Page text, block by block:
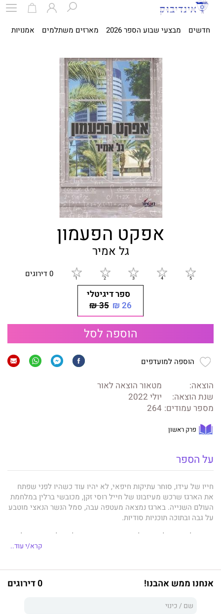
חדשים מבצעי שבוע הספר 2026 מארזים משתלמים אמנויות
אפקט הפעמון
גל אמיר
0 דירוגים
ספר דיגיטלי
26 ₪
35 ₪
הוספה לסל
הוספה למועדפים
הוצאה:
מטאור הוצאה לאור
שנת הוצאה:
יולי 2022
מספר עמודים: 264
פרק ראשון
על הספר
חייו של עידו, סוחר עתיקות חיפאי, לא יהיו עוד כשהיו לפני שפתח
את הארגז שרכש מעיזבונו של חייל רוסי זקן, מכובשי ברלין במלחמת
העולם השנייה. בארגז נמצאה מעטפה עבה, סמל הנשר הנאצי מוטבע
על גבה ובתוכה תוכניות סודיות.
בניגוד לרצונו נאלץ עידו לנווט את דרכו במערבולת של פשע, ריגול
ותשוקה, בשעה ששירותי הביטחון של ישראל, איראן והפדרציה
הגלובלית? על מי יכול עידו לסמוך? על אסנת ההיסטוריונית
כרמל, מנהלת מעבדת המחשבים שתי קומות מעל משרדו? מי מהן
קרא/י עוד..
אנחנו ממש אהבנו! 0 דירוגים